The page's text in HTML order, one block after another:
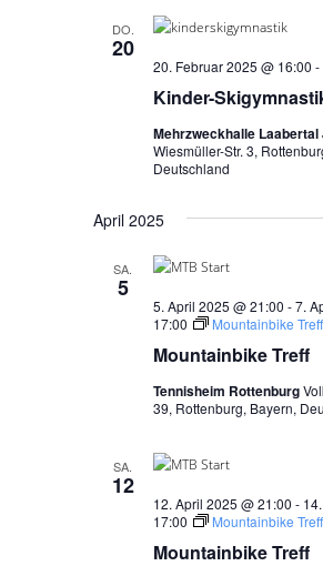
DO.
20
Kinder-
20. Februar 2025 @ 16:00 -
Mehrzweckhalle Laabertal
Wiesmüller-Str. 3,
Deutschland
April 2025
SA.
5
Mountainbike Treff
5. April 2025 @ 21:00 -7.
17:00
Mountainbike Treff
Tennisheim Rottenburg
39, Rottenburg, Bayern,
SA.
12
Mountainbike Treff
12. April 2025 @ 21:00 -
17:00
Mountainbike Treff